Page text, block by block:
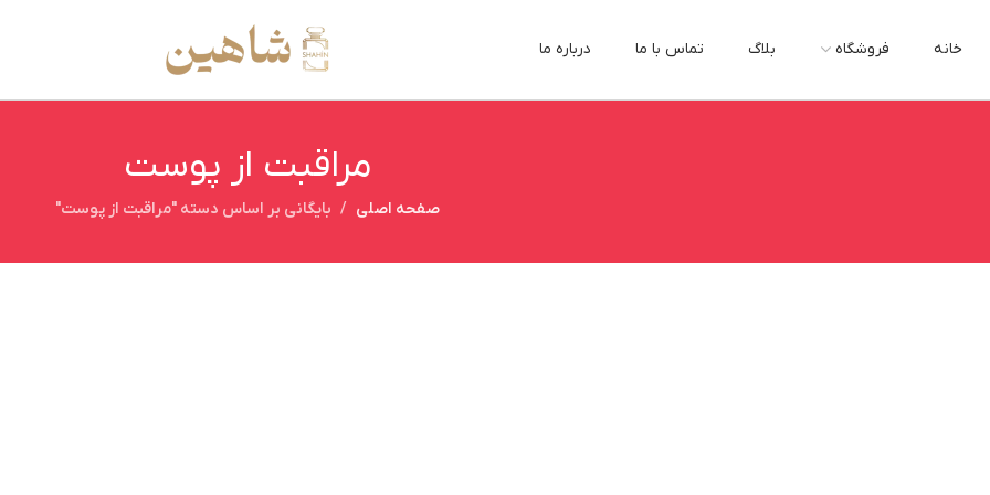
خانه فروشگاه بلاگ تماس با ما درباره ما
مراقبت از پوست
صفحه اصلی بایگانی بر اساس دسته "مراقبت از پوست"